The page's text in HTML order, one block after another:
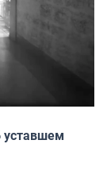
уставшем